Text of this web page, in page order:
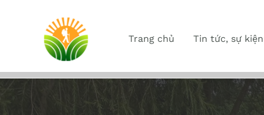
Trang chủ Tin tức, sự kiện